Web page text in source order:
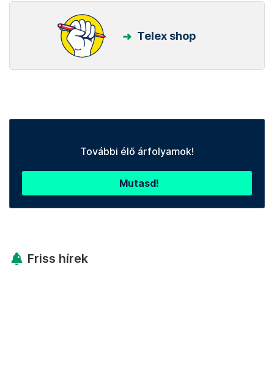
Telex shop
További élő árfolyamok!
Mutasd!
Friss hírek